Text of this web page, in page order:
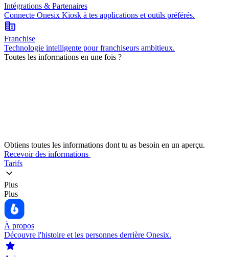
Intégrations & Partenaires
Connecte Onesix Kiosk à tes applications et outils préférés.
corporate_fare
Franchise
Technologie intelligente pour franchiseurs ambitieux.
Toutes les informations en une fois ?
Obtiens toutes les informations dont tu as besoin en un aperçu.
Recevoir des informations
Tarifs
Plus
Plus
À propos
Découvre l'histoire et les personnes derrière Onesix.
star